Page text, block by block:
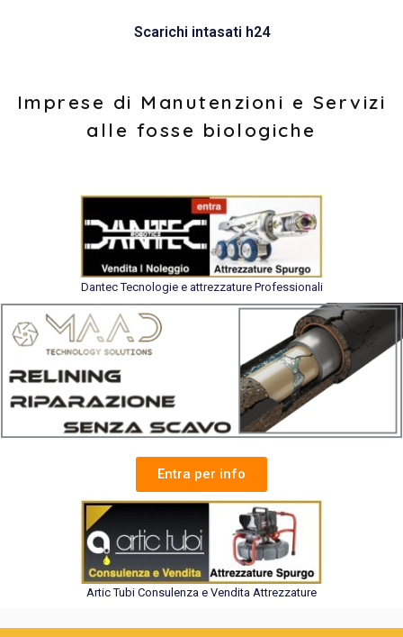
Scarichi intasati h24
Imprese di Manutenzioni e Servizi
alle fosse biologiche
Dantec Tecnologie e attrezzature Professionali
Entra per info
Artic Tubi Consulenza e Vendita Attrezzature